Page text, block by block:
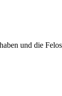
und die